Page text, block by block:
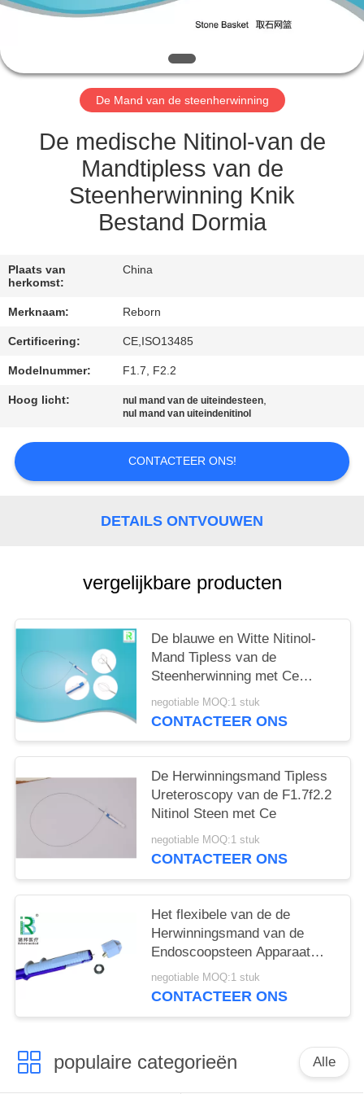
VERZOEK
EEN
SITEMAP
PRIVACY
POLICY
De Mand van de steenherwinning
De medische Nitinol-van de
Mandtipless van de
Steenherwinning Knik
Bestand Dormia
Plaats van
herkomst:
China
Merknaam: Reborn
Certificering: CE,ISO13485
Modelnummer: F1.7, F2.2
Hoog licht: nul mand van de uiteindesteen,
nul mand van uiteindenitinol
CONTACTEER ONS!
DETAILS ONTVOUWEN
vergelijkbare producten
De blauwe en Witte Nitinol-
Mand Tipless van de
Steenherwinning met Ce
ISO13485
negotiable MOQ:1 stuk
CONTACTEER ONS
De Herwinningsmand Tipless
Ureteroscopy van de F1.7f2.2
Nitinol Steen met Ce
negotiable MOQ:1 stuk
CONTACTEER ONS
Het flexibele van de de
Herwinningsmand van de
Endoscoopsteen Apparaat
van de de Steenurologie van
Tipless Ngage
negotiable MOQ:1 stuk
CONTACTEER ONS
populaire categorieën Alle